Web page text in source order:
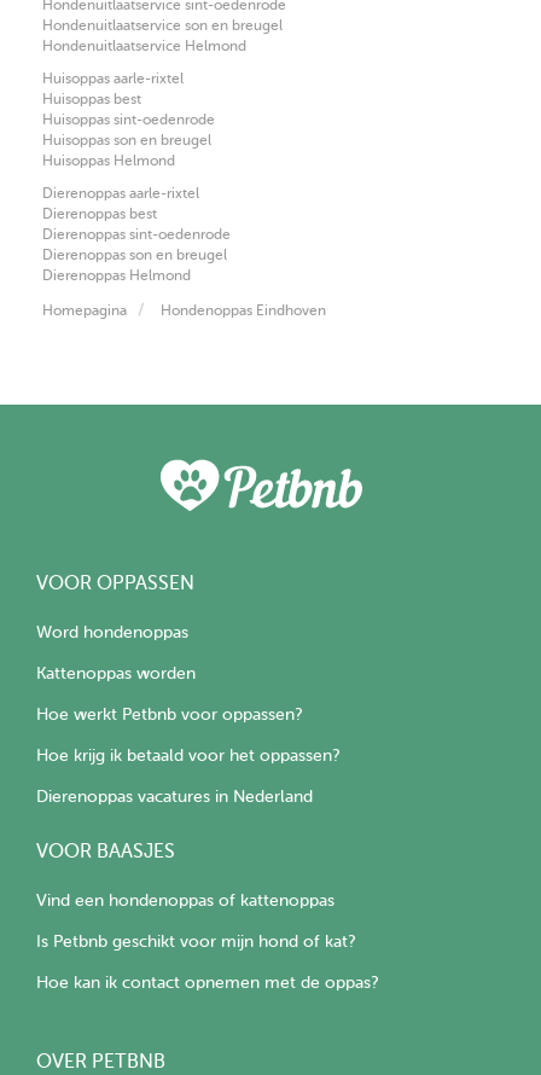
Hondenuitlaatservice sint-oedenrode
Hondenuitlaatservice son en breugel
Hondenuitlaatservice Helmond
Huisoppas aarle-rixtel
Huisoppas best
Huisoppas sint-oedenrode
Huisoppas son en breugel
Huisoppas Helmond
Dierenoppas aarle-rixtel
Dierenoppas best
Dierenoppas sint-oedenrode
Dierenoppas son en breugel
Dierenoppas Helmond
Homepagina Hondenoppas Eindhoven
VOOR OPPASSEN
Word hondenoppas
Kattenoppas worden
Hoe werkt Petbnb voor oppassen?
Hoe krijg ik betaald voor het oppassen?
Dierenoppas vacatures in Nederland
VOOR BAASJES
Vind een hondenoppas of kattenoppas
Is Petbnb geschikt voor mijn hond of kat?
Hoe kan ik contact opnemen met de oppas?
OVER PETBNB